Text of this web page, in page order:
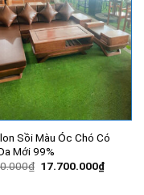
Sồi Màu Óc Chó Có
Mới 99%
₫ Giá
17.700.000₫Giá
hiện